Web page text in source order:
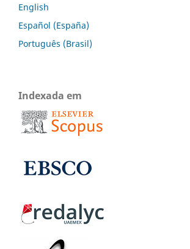
English
Español (España)
Português (Brasil)
Indexada em